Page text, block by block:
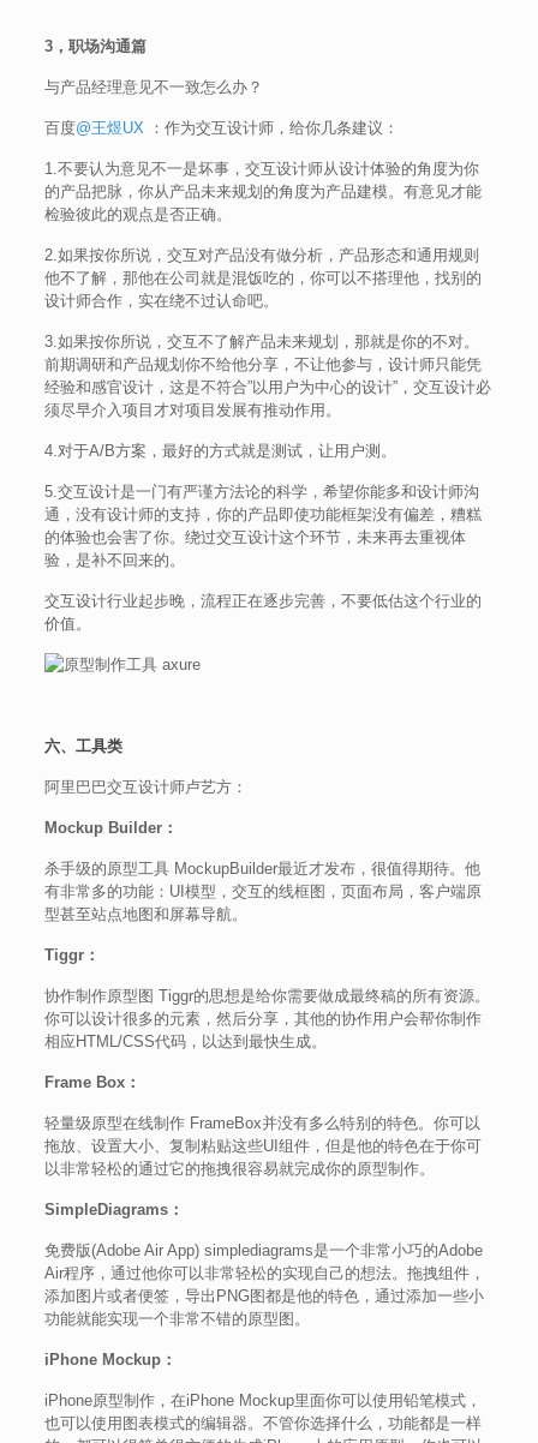
3，职场沟通篇
与产品经理意见不一致怎么办？
百度@王煜UX：作为交互设计师，给你几条建议：
1.不要认为意见不一是坏事，交互设计师从设计体验的角度为你
的产品把脉，你从产品未来规划的角度为产品建模。有意见才能
检验彼此的观点是否正确。
2.如果按你所说，交互对产品没有做分析，产品形态和通用规则
他不了解，那他在公司就是混饭吃的，你可以不搭理他，找别的
设计师合作，实在绕不过认命吧。
3.如果按你所说，交互不了解产品未来规划，那就是你的不对。
前期调研和产品规划你不给他分享，不让他参与，设计师只能凭
经验和感官设计，这是不符合”以用户为中心的设计”，交互设计必
须尽早介入项目才对项目发展有推动作用。
4.对于A/B方案，最好的方式就是测试，让用户测。
5.交互设计是一门有严谨方法论的科学，希望你能多和设计师沟
通，没有设计师的支持，你的产品即使功能框架没有偏差，糟糕
的体验也会害了你。绕过交互设计这个环节，未来再去重视体
验，是补不回来的。
交互设计行业起步晚，流程正在逐步完善，不要低估这个行业的
价值。
六、工具类
阿里巴巴交互设计师卢艺方：
Mockup Builder：
杀手级的原型工具 MockupBuilder最近才发布，很值得期待。他
有非常多的功能：UI模型，交互的线框图，页面布局，客户端原
型甚至站点地图和屏幕导航。
Tiggr：
协作制作原型图 Tiggr的思想是给你需要做成最终稿的所有资源。
你可以设计很多的元素，然后分享，其他的协作用户会帮你制作
相应HTML/CSS代码，以达到最快生成。
Frame Box：
轻量级原型在线制作 FrameBox并没有多么特别的特色。你可以
拖放、设置大小、复制粘贴这些UI组件，但是他的特色在于你可
以非常轻松的通过它的拖拽很容易就完成你的原型制作。
SimpleDiagrams：
免费版(Adobe Air App) simplediagrams是一个非常小巧的Adobe
Air程序，通过他你可以非常轻松的实现自己的想法。拖拽组件，
添加图片或者便签，导出PNG图都是他的特色，通过添加一些小
功能就能实现一个非常不错的原型图。
iPhone Mockup：
iPhone原型制作，在iPhone Mockup里面你可以使用铅笔模式，
也可以使用图表模式的编辑器。不管你选择什么，功能都是一样